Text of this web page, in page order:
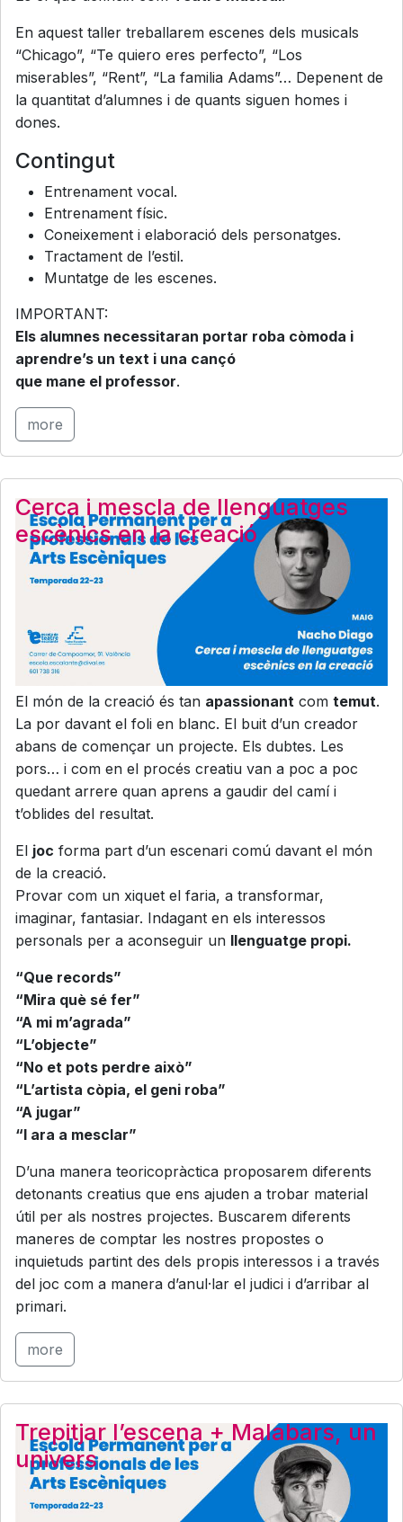
En aquest taller treballarem escenes dels musicals
“Chicago”, “Te quiero eres perfecto”, “Los
miserables”, “Rent”, “La familia Adams”… Depenent de
la quantitat d’alumnes i de quants siguen homes i
dones.
Contingut
Entrenament vocal.
Entrenament físic.
Coneixement i elaboració dels personatges.
Tractament de l’estil.
Muntatge de les escenes.
IMPORTANT:
Els alumnes necessitaran portar roba còmoda i
aprendre’s un text i una cançó
que mane el professor.
more
Cerca i mescla de llenguatges
escènics en la creació
El món de la creació és tan apassionant com temut.
La por davant el foli en blanc. El buit d’un creador
abans de començar un projecte. Els dubtes. Les
pors… i com en el procés creatiu van a poc a poc
quedant arrere quan aprens a gaudir del camí i
t’oblides del resultat.
El joc forma part d’un escenari comú davant el món
de la creació.
Provar com un xiquet el faria, a transformar,
imaginar, fantasiar. Indagant en els interessos
personals per a aconseguir un llenguatge propi.
“Que records”
“Mira què sé fer”
“A mi m’agrada”
“L’objecte”
“No et pots perdre això”
“L’artista còpia, el geni roba”
“A jugar”
“I ara a mesclar”
D’una manera teoricopràctica proposarem diferents
detonants creatius que ens ajuden a trobar material
útil per als nostres projectes. Buscarem diferents
maneres de comptar les nostres propostes o
inquietuds partint des dels propis interessos i a través
del joc com a manera d’anul·lar el judici i d’arribar al
primari.
more
Trepitjar l’escena + Malabars, un
univers